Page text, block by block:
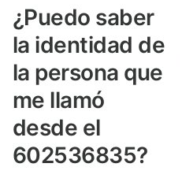
¿Puedo saber
la identidad de
la persona que
me llamó
desde el
602536835?